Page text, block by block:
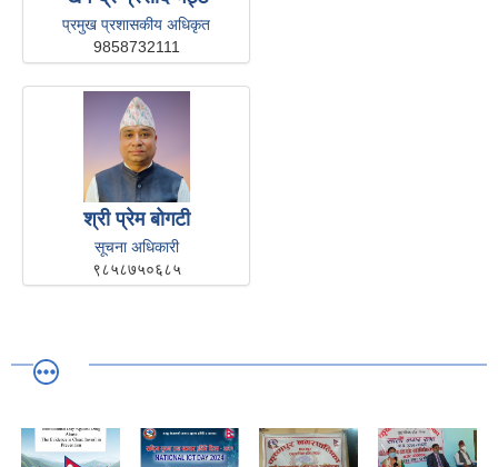
प्रमुख प्रशासकीय अधिकृत
9858732111
श्री प्रेम बोगटी
सूचना अधिकारी
९८५८७५०६८५